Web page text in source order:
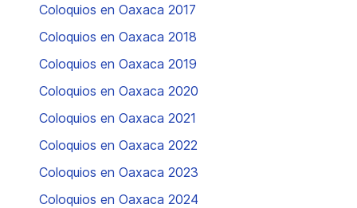
Coloquios en Oaxaca 2017
Coloquios en Oaxaca 2018
Coloquios en Oaxaca 2019
Coloquios en Oaxaca 2020
Coloquios en Oaxaca 2021
Coloquios en Oaxaca 2022
Coloquios en Oaxaca 2023
Coloquios en Oaxaca 2024